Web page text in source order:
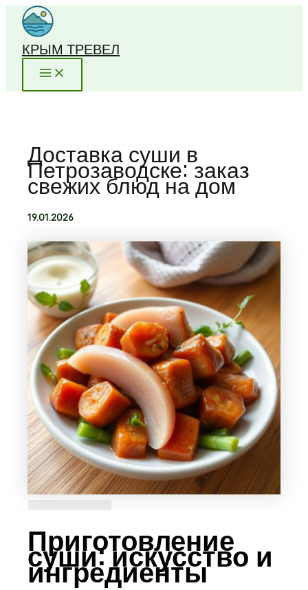
Перейти
содержимому
КРЫМ ТРЕВЕЛ
Доставка суши в
Петрозаводске: заказ
свежих блюд на дом
19.01.2026
Приготовление
суши: искусство и
ингредиенты